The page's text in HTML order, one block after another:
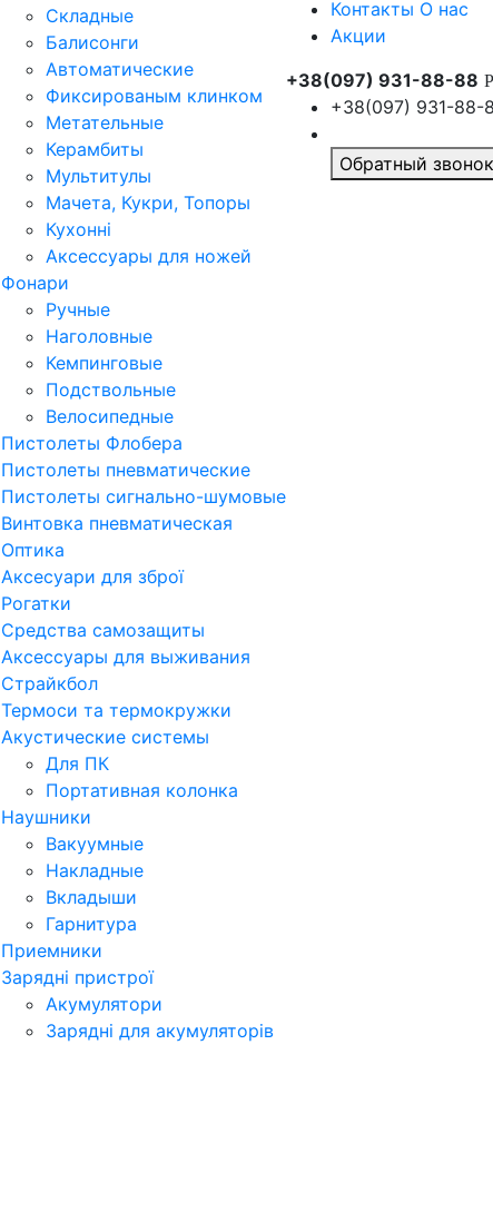
Складные
Балисонги
Автоматические
Фиксированым клинком
Метательные
Керамбиты
Мультитулы
Мачета, Кукри, Топоры
Кухонні
Аксессуары для ножей
Фонари
Ручные
Наголовные
Кемпинговые
Подствольные
Велосипедные
Пистолеты Флобера
Пистолеты пневматические
Пистолеты сигнально-шумовые
Винтовка пневматическая
Оптика
Аксесуари для зброї
Рогатки
Средства самозащиты
Аксессуары для выживания
Страйкбол
Термоси та термокружки
Акустические системы
Для ПК
Портативная колонка
Наушники
Вакуумные
Накладные
Вкладыши
Гарнитура
Приемники
Зарядні пристрої
Акумулятори
Зарядні для акумуляторів
Контакты О нас
Акции
+38(097) 931-88-88
+38(097) 931-88-
Обратный звонок